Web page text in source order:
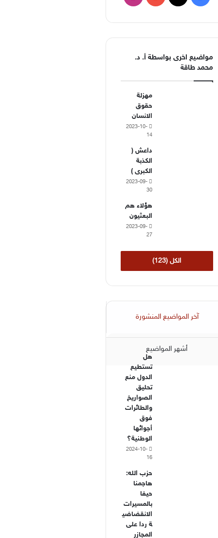
مواضيع اخرى بواسطة أ. د.
محمد طاقة
مهزلة
حقوق
الانسان
2023-10-
14
داعش (
الكذبة
الكبرى )
2023-09-
30
هؤلاء هم
البعثيون
2023-09-
27
الكل (123)
آخر المواضيع المنشورة
أشهر المواضيع
هل
تستطيع
الدول منع
تحليق
الصواريخ
والطائرات
فوق
أجوائها
الوطنية؟
2024-10-
16
حزب الله:
هاجمنا
حيفا
بالمسيرات
الانقضاضي
ة ردا على
المجازر